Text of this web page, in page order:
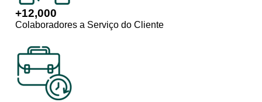
+12,000
Colaboradores a Serviço do Cliente